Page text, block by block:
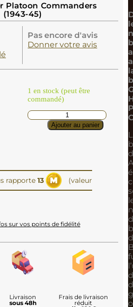
Platoon Commanders
(1943-45)
Pas encore d'avis
Donner votre avis
1 en stock (peut être
commandé)
Ajouter au panier
rapporte 13
(valeur
sur vos points de fidélité
Livraison
sous 48h
Frais de livraison
réduit